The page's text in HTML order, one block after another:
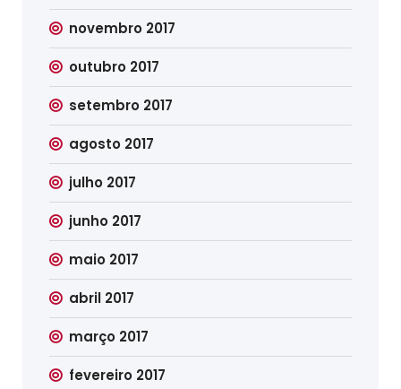
novembro 2017
outubro 2017
setembro 2017
agosto 2017
julho 2017
junho 2017
maio 2017
abril 2017
março 2017
fevereiro 2017